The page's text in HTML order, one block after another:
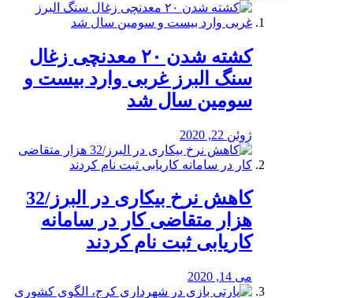
کشته شدن ۲۰ معدنچی زغال
سنگ البرز غربی وارد بیست و
سومین سال شد
ژوئن 22, 2020
کاهش نرخ بیکاری در البرز/32
هزار متقاضی کار در سامانه
کاریابی ثبت نام کردند
می 14, 2020